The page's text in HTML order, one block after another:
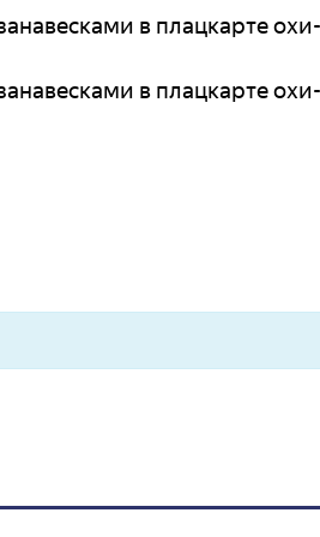
в плацкарте
в плацкарте